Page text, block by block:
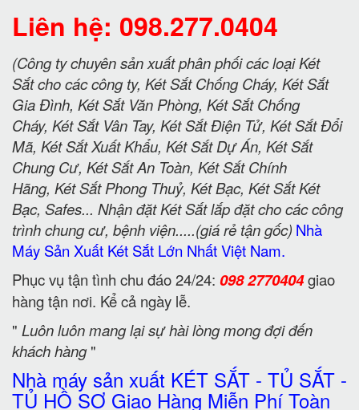
Liên hệ: 098.277.0404
(Công ty chuyên sản xuất phân phối các loại Két
Sắt cho các công ty, Két Sắt Chống Cháy, Két Sắt
Gia Đình, Két Sắt Văn Phòng, Két Sắt Chống
Cháy, Két Sắt Vân Tay, Két Sắt Điện Tử, Két Sắt Đổi
Mã, Két Sắt Xuất Khẩu, Két Sắt Dự Án, Két Sắt
Chung Cư, Két Sắt An Toàn, Két Sắt Chính
Hãng, Két Sắt Phong Thuỷ, Két Bạc, Két Sắt Két
Bạc, Safes... Nhận đặt Két Sắt lắp đặt cho các công
trình chung cư, bệnh viện.....(giá rẻ tận gốc) Nhà
Máy Sản Xuất Két Sắt Lớn Nhất Việt Nam.
Phục vụ tận tình chu đáo 24/24: 098 2770404giao
hàng tận nơi. Kể cả ngày lễ.
" Luôn luôn mang lại sự hài lòng mong đợi đến
khách hàng"
Nhà máy sản xuất KÉT SẮT - TỦ SẮT -
TỦ HỒ SƠ Giao Hàng Miễn Phí Toàn